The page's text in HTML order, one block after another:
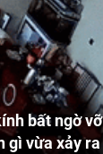
bất ngờ vỡ
gì vừa xảy ra